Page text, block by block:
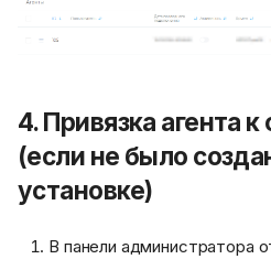
4. Привязка агента
(если не было
установке)
В панели администратора